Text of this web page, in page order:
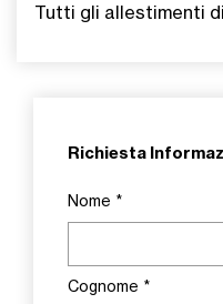
Tutti gli allestimenti
Richiesta
Nome *
Cognome *